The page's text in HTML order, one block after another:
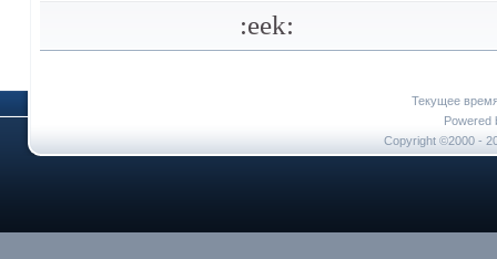
:eek:
Текущее
Powered
Copyright ©2000 -